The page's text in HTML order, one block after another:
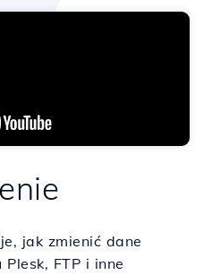
jak zmienić dane
FTP i inne